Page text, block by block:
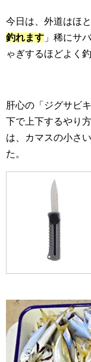
今日は、外道はほ
釣れます 」稀にサ
ゃぎするほどよく
肝心の「ジグサビ
下で上下するやり
は、カマスの小さ
た。